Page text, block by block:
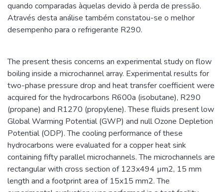
quando comparadas àquelas devido à perda de pressão.
Através desta análise também constatou-se o melhor
desempenho para o refrigerante R290.
The present thesis concerns an experimental study on flow
boiling inside a microchannel array. Experimental results for
two-phase pressure drop and heat transfer coefficient were
acquired for the hydrocarbons R600a (isobutane), R290
(propane) and R1270 (propylene). These fluids present low
Global Warming Potential (GWP) and null Ozone Depletion
Potential (ODP). The cooling performance of these
hydrocarbons were evaluated for a copper heat sink
containing fifty parallel microchannels. The microchannels are
rectangular with cross section of 123x494 µm2, 15 mm
length and a footprint area of 15x15 mm2. The